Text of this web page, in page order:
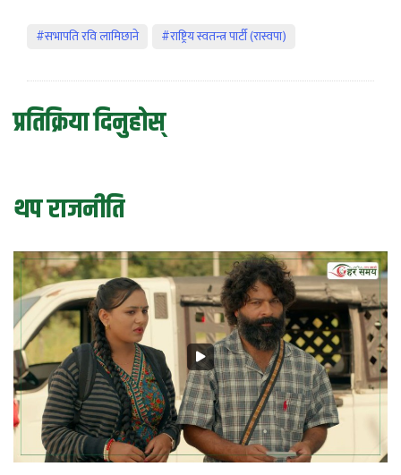
#सभापति रवि लामिछाने #राष्ट्रिय स्वतन्त्र पार्टी (रास्वपा)
प्रतिक्रिया दिनुहोस्
थप राजनीति